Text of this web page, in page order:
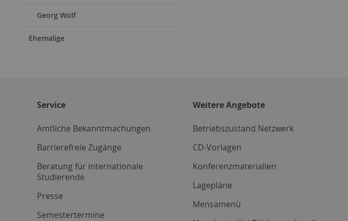
Georg Wolf
Ehemalige
Service
Amtliche Bekanntmachungen
Barrierefreie Zugänge
Beratung für internationale
Studierende
Presse
Semestertermine
Weitere Angebote
Betriebszustand Netzwerk
CD-Vorlagen
Konferenzmaterialien
Lagepläne
Mensamenü